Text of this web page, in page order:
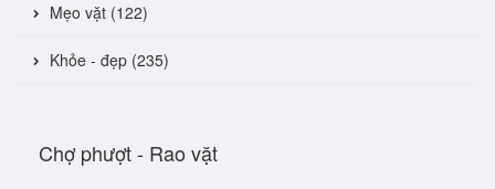
Mẹo vặt (122)
Khỏe - đẹp (235)
Chợ phượt - Rao vặt